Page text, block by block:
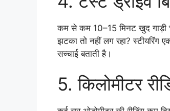
कम से कम 10–15 मिनट खुद
झटका तो नहीं लग रहा? स्टीयरिंग
सच्चाई बताती है।
5. किलोमीटर